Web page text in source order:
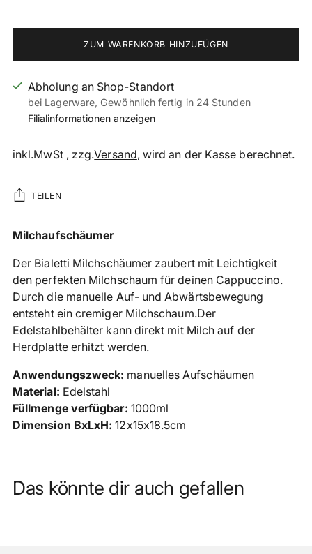
ZUM WARENKORB HINZUFÜGEN
Abholung an Shop-Standort
bei Lagerware, Gewöhnlich fertig in 24 Stunden
Filialinformationen anzeigen
inkl.MwSt , zzg.Versand, wird an der Kasse berechnet.
TEILEN
Produkt
den
Warenkorb
legen
Milchaufschäumer
Der Bialetti Milchschäumer zaubert mit Leichtigkeit
den perfekten Milchschaum für deinen Cappuccino.
Durch die manuelle Auf- und Abwärtsbewegung
entsteht ein cremiger Milchschaum.Der
Edelstahlbehälter kann direkt mit Milch auf der
Herdplatte erhitzt werden.
Anwendungszweck: manuelles Aufschäumen
Material: Edelstahl
Füllmenge verfügbar: 1000ml
Dimension BxLxH: 12x15x18.5cm
Das könnte dir auch gefallen